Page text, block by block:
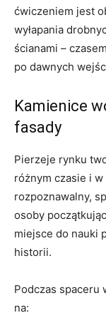
ćwiczeniem jest
wyłapania
ścianami –
po dawnych
Kamienice
fasady
Pierzeje rynku
różnym czasie i
rozpoznawalny,
osoby
miejsce do nauki
historii.
Podczas spaceru
na: